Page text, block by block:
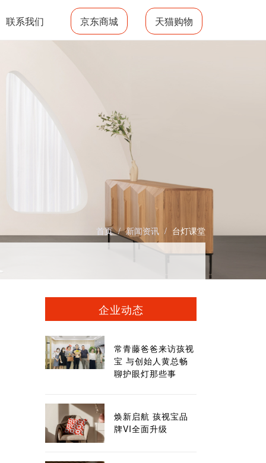
联系我们 京东商城 天猫购物
首页 / 新闻资讯 / 台灯课堂
企业动态
常青藤爸爸来访孩视
宝 与创始人黄总畅
聊护眼灯那些事
焕新启航 孩视宝品
牌VI全面升级